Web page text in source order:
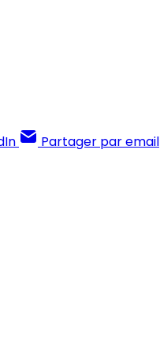
Partager par email